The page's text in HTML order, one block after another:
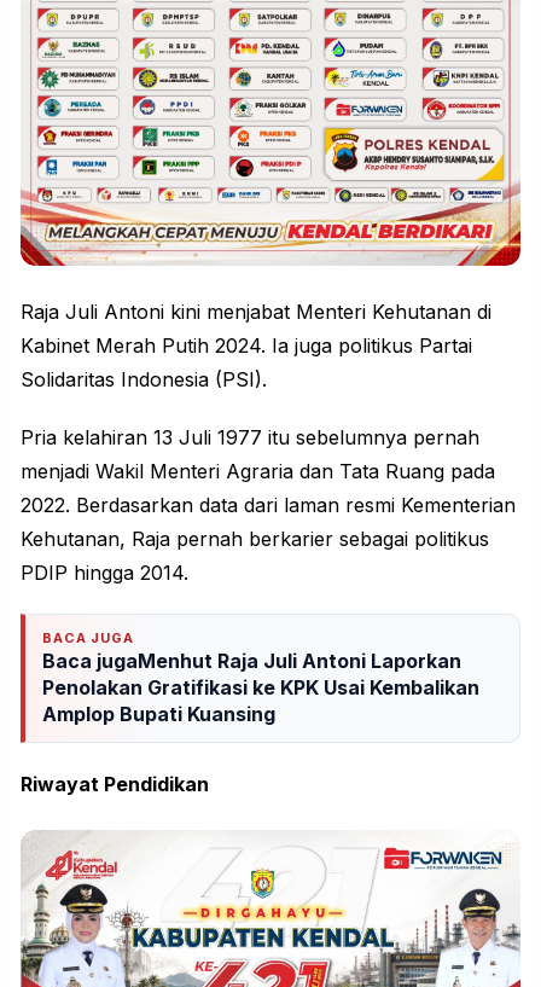
Raja Juli Antoni kini menjabat Menteri Kehutanan di
Kabinet Merah Putih 2024. Ia juga politikus Partai
Solidaritas Indonesia (PSI).
Pria kelahiran 13 Juli 1977 itu sebelumnya pernah
menjadi Wakil Menteri Agraria dan Tata Ruang pada
2022. Berdasarkan data dari laman resmi Kementerian
Kehutanan, Raja pernah berkarier sebagai politikus
PDIP hingga 2014.
BACA JUGA
Baca jugaMenhut Raja Juli Antoni Laporkan
Penolakan Gratifikasi ke KPK Usai Kembalikan
Amplop Bupati Kuansing
Riwayat Pendidikan